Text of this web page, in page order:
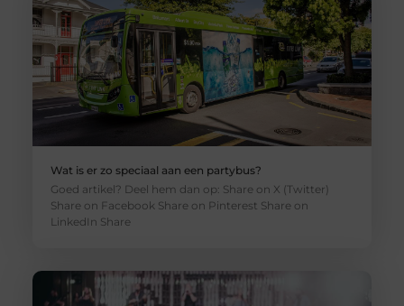
Wat is er zo speciaal aan een partybus?
Goed artikel? Deel hem dan op: Share on X (Twitter)
Share on Facebook Share on Pinterest Share on
LinkedIn Share